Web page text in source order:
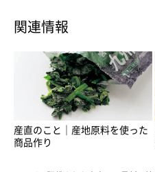
関連情報
産直のこと｜産地原料を使った
商品作り